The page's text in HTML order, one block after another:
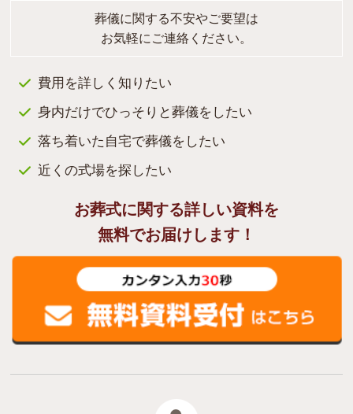
葬儀に関する不安やご要望は
お気軽にご連絡ください。
費用を詳しく知りたい
身内だけでひっそりと葬儀をしたい
落ち着いた自宅で葬儀をしたい
近くの式場を探したい
お葬式に関する詳しい資料を
無料でお届けします！